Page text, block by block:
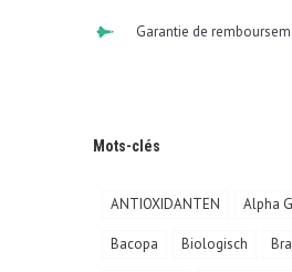
Garantie de
Mots-clés
ANTIOXIDANTEN Alpha
Bacopa Biologisch